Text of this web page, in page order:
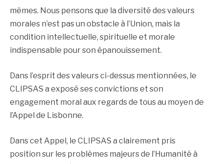
mêmes. Nous pensons que la diversité des valeurs
morales n’est pas un obstacle à l’Union, mais la
condition intellectuelle, spirituelle et morale
indispensable pour son épanouissement.
Dans l’esprit des valeurs ci-dessus mentionnées, le
CLIPSAS a exposé ses convictions et son
engagement moral aux regards de tous au moyen de
l’Appel de Lisbonne.
Dans cet Appel, le CLIPSAS a clairement pris
position sur les problèmes majeurs de l’Humanité à